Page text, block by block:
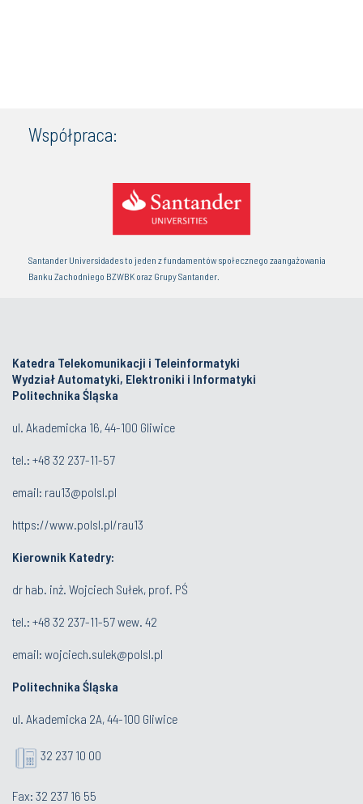
Współpraca:
Santander Universidades to jeden z fundamentów społecznego zaangażowania
Banku Zachodniego BZWBK oraz Grupy Santander.
Katedra Telekomunikacji i Teleinformatyki
Wydział Automatyki, Elektroniki i Informatyki
Politechnika Śląska
ul. Akademicka 16, 44-100 Gliwice
tel.: +48 32 237-11-57
email: rau13@polsl.pl
https://www.polsl.pl/rau13
Kierownik Katedry:
dr hab. inż. Wojciech Sułek, prof. PŚ
tel.: +48 32 237-11-57 wew. 42
email: wojciech.sulek@polsl.pl
Politechnika Śląska
ul. Akademicka 2A, 44-100 Gliwice
32 237 10 00
Fax: 32 237 16 55